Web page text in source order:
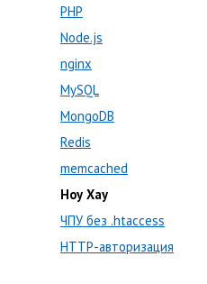
PHP
Node.js
nginx
MySQL
MongoDB
Redis
memcached
Ноу Хау
ЧПУ без .htaccess
HTTP-авторизация